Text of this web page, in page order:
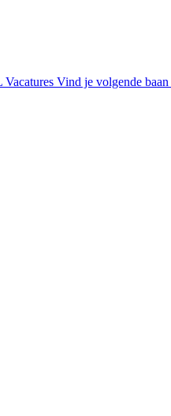
Vacatures Vind je volgende baan